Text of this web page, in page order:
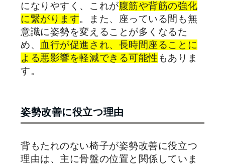
になりやすく、これが腹筋や背筋の強化
に繋がります。また、座っている間も無
意識に姿勢を変えることが多くなるた
め、 血行が促進され、長時間座ることに
よる悪影響を軽減できる可能性 もありま
す。
姿勢改善に役立つ理由
背もたれのない椅子が姿勢改善に役立つ
理由は、主に骨盤の位置と関係していま